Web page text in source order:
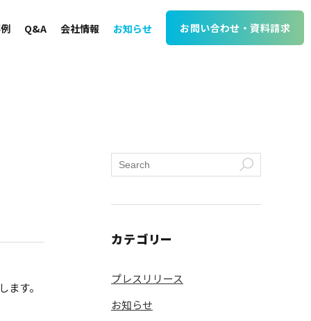
Q&A 会社情報 お知らせ お問い合わせ・資料請求
す。
カテゴリー
プレスリリース
お知らせ